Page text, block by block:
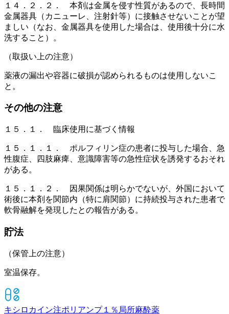
１４．２．２． 本剤は金属を侵す性質があるので、長時間
金属器具（カニューレ、注射針等）に接触させないことが望
ましい（なお、金属器具を使用した場合は、使用後十分に水
洗すること）。
（取扱い上の注意）
薬液の漏出や容器に破損が認められるものは使用しないこ
と。
その他の注意
１５．１． 臨床使用に基づく情報
１５．１．１． ポルフィリン症の患者に投与した場合、急
性腹症、四肢麻痺、意識障害等の急性症状を誘発するおそれ
がある。
１５．１．２． 因果関係は明らかでないが、外国において
術後に本剤を関節内（特に肩関節）に持続投与された患者で
軟骨融解を発現したとの報告がある。
貯法
（保管上の注意）
室温保存。
キシロカイン注ポリアンプ１％ 局所麻酔薬